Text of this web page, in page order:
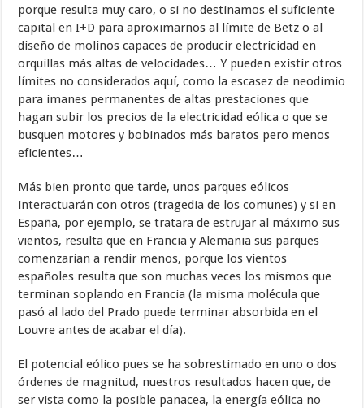
porque resulta muy caro, o si no destinamos el suficiente
capital en I+D para aproximarnos al límite de Betz o al
diseño de molinos capaces de producir electricidad en
orquillas más altas de velocidades… Y pueden existir otros
límites no considerados aquí, como la escasez de neodimio
para imanes permanentes de altas prestaciones que
hagan subir los precios de la electricidad eólica o que se
busquen motores y bobinados más baratos pero menos
eficientes…
Más bien pronto que tarde, unos parques eólicos
interactuarán con otros (tragedia de los comunes) y si en
España, por ejemplo, se tratara de estrujar al máximo sus
vientos, resulta que en Francia y Alemania sus parques
comenzarían a rendir menos, porque los vientos
españoles resulta que son muchas veces los mismos que
terminan soplando en Francia (la misma molécula que
pasó al lado del Prado puede terminar absorbida en el
Louvre antes de acabar el día).
El potencial eólico pues se ha sobrestimado en uno o dos
órdenes de magnitud, nuestros resultados hacen que, de
ser vista como la posible panacea, la energía eólica no